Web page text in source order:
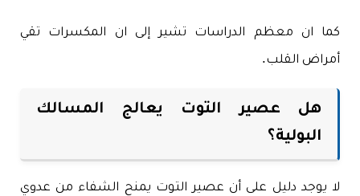
كما ان معظم الدراسات تشير إلى ان المكسرات تقي
أمراض القلب.
هل عصير التوت يعالج المسالك
البولية؟
لا يوجد دليل على أن عصير التوت يمنح الشفاء من عدوي